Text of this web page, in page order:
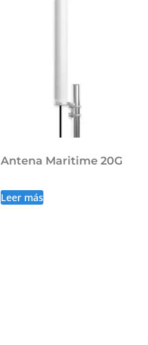
Antena Maritime 20G
Leer más